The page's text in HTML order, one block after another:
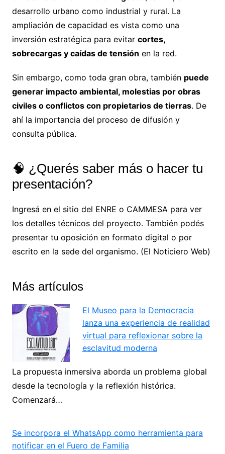
desarrollo urbano como industrial y rural. La
ampliación de capacidad es vista como una
inversión estratégica para evitar cortes,
sobrecargas y caídas de tensión en la red.
Sin embargo, como toda gran obra, también puede
generar impacto ambiental, molestias por obras
civiles o conflictos con propietarios de tierras. De
ahí la importancia del proceso de difusión y
consulta pública.
🧠 ¿Querés saber más o hacer tu
presentación?
Ingresá en el sitio del ENRE o CAMMESApara ver
los detalles técnicos del proyecto. También podés
presentar tu oposición en formato digital o por
escrito en la sede del organismo. (El Noticiero Web)
Más artículos
El Museo para la Democracia
lanza una experiencia de realidad
virtual para reflexionar sobre la
esclavitud moderna
La propuesta inmersiva aborda un problema global
desde la tecnología y la reflexión histórica.
Comenzará…
Se incorpora el WhatsApp como herramienta para
notificar en el Fuero de Familia